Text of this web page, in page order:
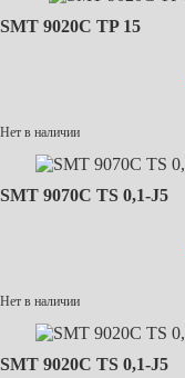
SMT 9020C TP 15
Нет в наличии
SMT 9070C TS 0,1-J5
Нет в наличии
SMT 9020C TS 0,1-J5